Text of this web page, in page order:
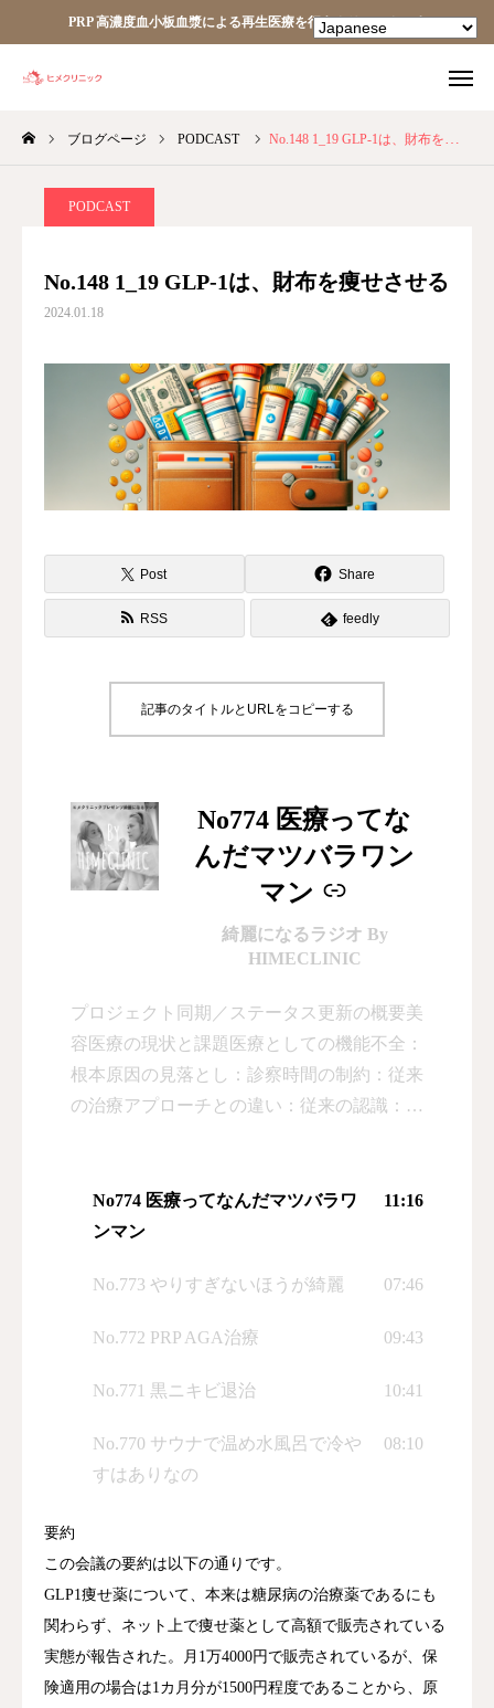
PRP 高濃度血小板血漿による再生医療を行うクリニックです
ブログページ PODCAST No.148 1_19 GLP-1は、財布を痩せさせる
PODCAST
No.148 1_19 GLP-1は、財布を痩せさせる
2024.01.18
Post Share
RSS feedly
記事のタイトルとURLをコピーする
No774 医療ってな
んだマツバラワン
マン
綺麗になるラジオ By
HIMECLINIC
プロジェクト同期／ステータス更新の概要美
容医療の現状と課題医療としての機能不全：
根本原因の見落とし：診察時間の制約：従来
の治療アプローチとの違い：従来の認識：新
ーも時間が許す限り参加予定話者 1が7月29
日水曜日のラジオ番組「きれいになるラジ
行するが、本日は先生が美容治療と筋肉・腱
なったと説明した。話者 1は医療現場でドク
気づきについて語った。特に「医者に行けば
治るのか」という疑問について、大体のもの
ほとんどで、医者に行く重要性は確認作業に
あると述べた。思っているよりも悪い場合
や、自覚症状がないのに悪いことがある場合
もあるため、専門家による確認が重要だと説
明した。美容医療について、話者 1は「医
療」という名前がついているにも関わらず、
No774 医療ってなんだマツバラワ
ンマン
11:16
No.773 やりすぎないほうが綺麗 07:46
No.772 PRP AGA治療 09:43
No.771 黒ニキビ退治 10:41
No.770 サウナで温め水風呂で冷や
すはありなの
08:10
要約
この会議の要約は以下の通りです。
GLP1痩せ薬について、本来は糖尿病の治療薬であるにも
関わらず、ネット上で痩せ薬として高額で販売されている
実態が報告された。月1万4000円で販売されているが、保
険適用の場合は1カ月分が1500円程度であることから、原
TEL facebook
Instagram
あなたの細胞が、あなたを治す。
ヒメクリニック
ヒメクリニック通信
診療案内
第三種再生医療